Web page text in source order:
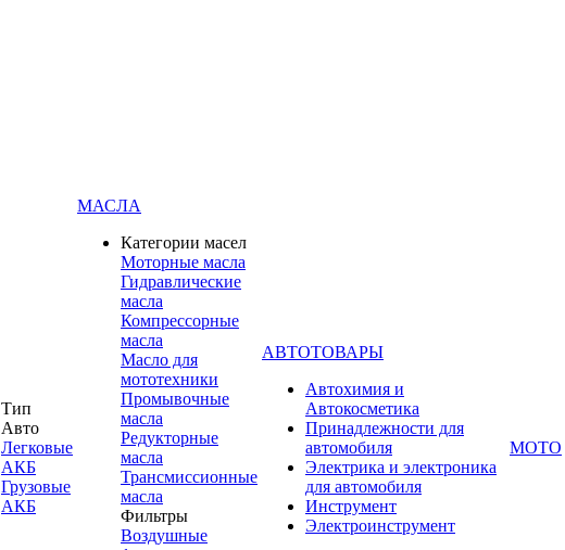
Тип
Авто
Легковые
АКБ
Грузовые
АКБ
МАСЛА
Категории масел
Моторные масла
Гидравлические
масла
Компрессорные
масла
Масло для
мототехники
Промывочные
масла
Редукторные
масла
Трансмиссионные
масла
Фильтры
Воздушные
АВТОТОВАРЫ
Автохимия и
Автокосметика
Принадлежности для
автомобиля
Электрика и электроника
для автомобиля
Инструмент
Электроинструмент
МОТО